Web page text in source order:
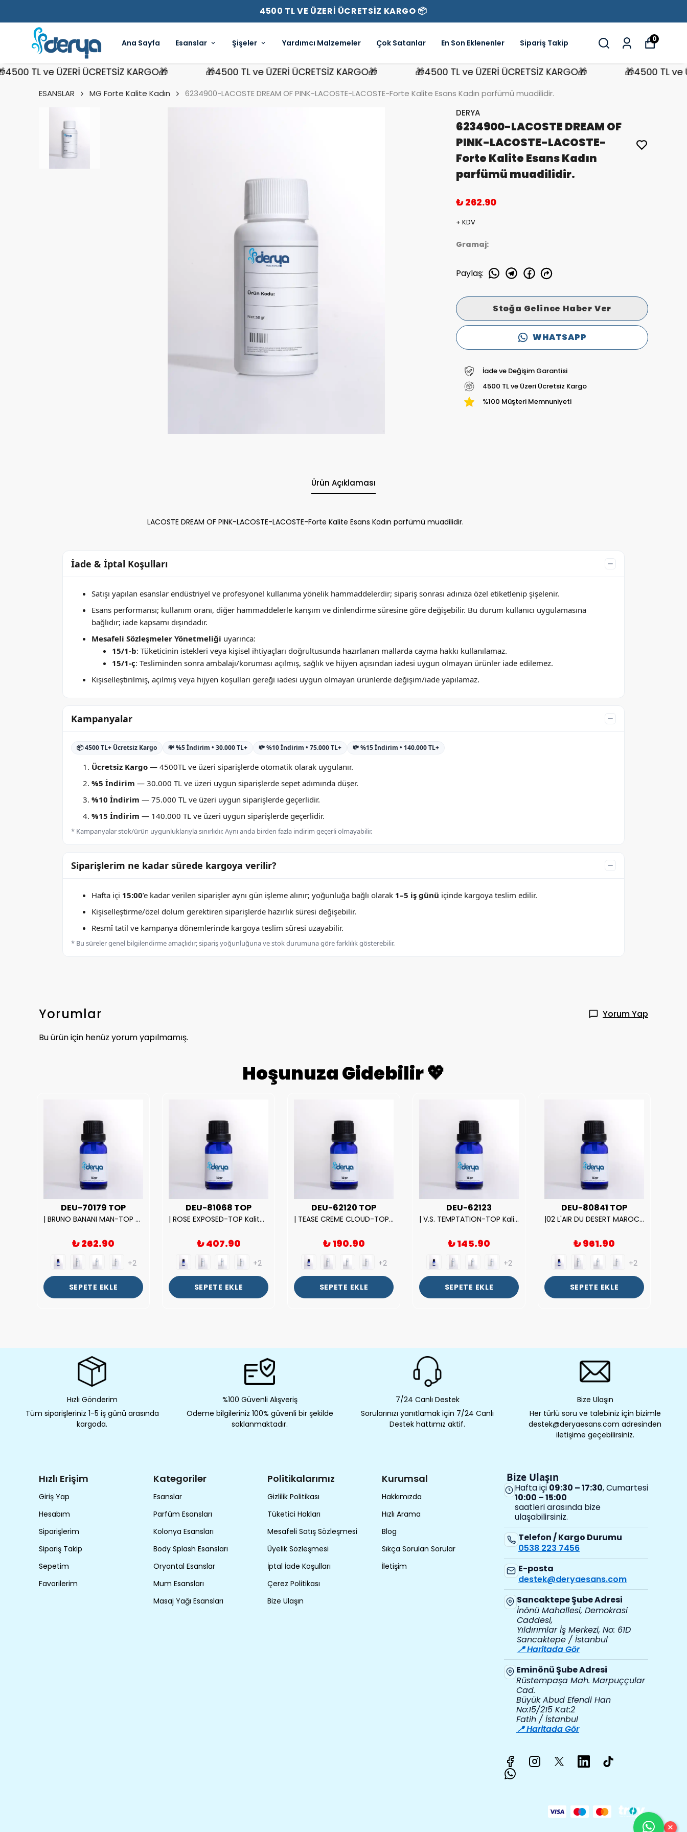
4500 TL VE ÜZERİ ÜCRETSİZ KARGO 📦
Ana Sayfa Esanslar Şişeler Yardımcı Malzemeler Çok Satanlar En Son Eklenenler Sipariş Takip 0
TL ve ÜZERİ ÜCRETSİZ KARGO🎁 🎁4500 TL ve ÜZERİ ÜCRETSİZ KARGO🎁 🎁4500 TL ve ÜZERİ ÜCRETSİZ KARGO🎁 🎁4500 TL ve
ESANSLAR MG Forte Kalite Kadın
6234900-LACOSTE DREAM OF PINK-LACOSTE-LACOSTE-Forte Kalite Esans Kadın parfümü muadilidir.
DERYA
6234900-LACOSTE DREAM OF
PINK-LACOSTE-LACOSTE-
Forte Kalite Esans Kadın
parfümü muadilidir.
₺ 262.90
+ KDV
Gramaj:
Paylaş:
Stoğa Gelince Haber Ver
WHATSAPP
İade ve Değişim Garantisi
4500 TL ve Üzeri Ücretsiz Kargo
%100 Müşteri Memnuniyeti
Ürün Açıklaması
LACOSTE DREAM OF PINK-LACOSTE-LACOSTE-Forte Kalite Esans Kadın parfümü muadilidir.
İade & İptal Koşulları
Satışı yapılan esanslar endüstriyel ve profesyonel kullanıma yönelik hammaddelerdir; sipariş sonrası adınıza özel etiketlenip şişelenir.
Esans performansı; kullanım oranı, diğer hammaddelerle karışım ve dinlendirme süresine göre değişebilir. Bu durum kullanıcı uygulamasına
bağlıdır; iade kapsamı dışındadır.
Mesafeli Sözleşmeler Yönetmeliği uyarınca:
15/1-b: Tüketicinin istekleri veya kişisel ihtiyaçları doğrultusunda hazırlanan mallarda cayma hakkı kullanılamaz.
15/1-ç: Tesliminden sonra ambalajı/koruması açılmış, sağlık ve hijyen açısından iadesi uygun olmayan ürünler iade edilemez.
Kişiselleştirilmiş, açılmış veya hijyen koşulları gereği iadesi uygun olmayan ürünlerde değişim/iade yapılamaz.
Kampanyalar
📦 4500 TL+ Ücretsiz Kargo 💸 %5 İndirim • 30.000 TL+ 💸 %10 İndirim • 75.000 TL+ 💸 %15 İndirim • 140.000 TL+
Ücretsiz Kargo — 4500TL ve üzeri siparişlerde otomatik olarak uygulanır.
%5 İndirim — 30.000 TL ve üzeri uygun siparişlerde sepet adımında düşer.
%10 İndirim — 75.000 TL ve üzeri uygun siparişlerde geçerlidir.
%15 İndirim — 140.000 TL ve üzeri uygun siparişlerde geçerlidir.
* Kampanyalar stok/ürün uygunluklarıyla sınırlıdır. Aynı anda birden fazla indirim geçerli olmayabilir.
Siparişlerim ne kadar sürede kargoya verilir?
Hafta içi 15:00’e kadar verilen siparişler aynı gün işleme alınır; yoğunluğa bağlı olarak 1–5 iş günü içinde kargoya teslim edilir.
Kişiselleştirme/özel dolum gerektiren siparişlerde hazırlık süresi değişebilir.
Resmî tatil ve kampanya dönemlerinde kargoya teslim süresi uzayabilir.
* Bu süreler genel bilgilendirme amaçlıdır; sipariş yoğunluğuna ve stok durumuna göre farklılık gösterebilir.
Yorumlar
Yorum Yap
Bu ürün için henüz yorum yapılmamış.
Hoşunuza Gidebilir 💖
DEU-70179 TOP
| BRUNO BANANI MAN-TOP Kalite Erkek Parfüm Esansı.|
₺ 262.90
+2
SEPETE EKLE
DEU-81068 TOP
| ROSE EXPOSED-TOP Kalite Unısex Parfüm Esansı.|
₺ 407.90
+2
SEPETE EKLE
DEU-62120 TOP
| TEASE CREME CLOUD-TOP Kalite Kadın Parfüm Esansı.|
₺ 190.90
+2
SEPETE EKLE
DEU-62123
| V.S. TEMPTATION-TOP Kalite Kadın Parfüm Esansı.|
₺ 145.90
+2
SEPETE EKLE
DEU-80841 TOP
|02 L'AIR DU DESERT MAROCAIN-TOP Kalite Unısex Parfüm Esansı.|
₺ 961.90
+2
SEPETE EKLE
Hızlı Gönderim
Tüm siparişleriniz 1-5 iş günü arasında
kargoda.
%100 Güvenli Alışveriş
Ödeme bilgileriniz 100% güvenli bir şekilde
saklanmaktadır.
7/24 Canlı Destek
Sorularınızı yanıtlamak için 7/24 Canlı
Destek hattımız aktif.
Bize Ulaşın
Her türlü soru ve talebiniz için bizimle
destek@deryaesans.com adresinden
iletişime geçebilirsiniz.
Hızlı Erişim
Giriş Yap
Hesabım
Siparişlerim
Sipariş Takip
Sepetim
Favorilerim
Kategoriler
Esanslar
Parfüm Esansları
Kolonya Esansları
Body Splash Esansları
Oryantal Esanslar
Mum Esansları
Masaj Yağı Esansları
Politikalarımız
Gizlilik Politikası
Tüketici Hakları
Mesafeli Satış Sözleşmesi
Üyelik Sözleşmesi
İptal İade Koşulları
Çerez Politikası
Bize Ulaşın
Kurumsal
Hakkımızda
Hızlı Arama
Blog
Sıkça Sorulan Sorular
İletişim
Bize Ulaşın
Hafta içi 09:30 – 17:30, Cumartesi
10:00 – 15:00
saatleri arasında bize
ulaşabilirsiniz.
Telefon / Kargo Durumu
0538 223 7456
E-posta
destek@deryaesans.com
Sancaktepe Şube Adresi
İnönü Mahallesi, Demokrasi
Caddesi,
Yıldırımlar İş Merkezi, No: 61D
Sancaktepe / İstanbul
📍 Haritada Gör
Eminönü Şube Adresi
Rüstempaşa Mah. Marpuççular
Cad.
Büyük Abud Efendi Han
No:15/215 Kat:2
Fatih / İstanbul
📍 Haritada Gör
×